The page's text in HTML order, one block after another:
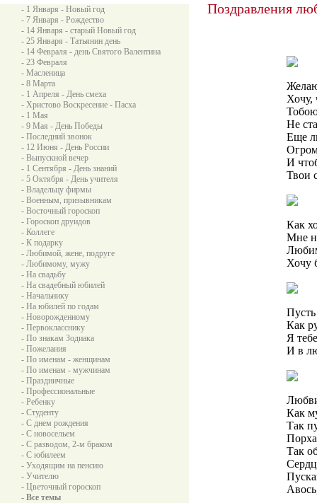
- 1 Января - Новый год
- 7 Января - Рождество
- 14 Января - старый Новый год
- 25 Января - Татьянин день
- 14 Февраля - день Святого Валентина
- 23 Февраля
- Масленица
- 8 Марта
- 1 Апреля - День смеха
- Христово Воскресение - Пасха
- 1 Мая
- 9 Мая - День Победы
- Последний звонок
- 12 Июня - День России
- Выпускной вечер
- 1 Сентября - День знаний
- 5 Октября - День учителя
- Владельцу фирмы
- Военным, призывникам
- Восточный гороскоп
- Гороскоп друидов
- Коллеге
- К подарку
- Любимой, жене, подруге
- Любимому, мужу
- На свадьбу
- На свадебный юбилей
- Начальнику
- На юбилей по годам
- Новорожденному
- Первокласснику
- По знакам Зодиака
- Пожелания
- По именам - женщинам
- По именам - мужчинам
- Праздничные
- Профессиональные
- Ребенку
- Студенту
- С днем рождения
- С новосельем
- С разводом, 2-м браком
- С юбилеем
- Уходящим на пенсию
- Учителю
- Цветочный гороскоп
- Все темы
Поздравления
Хочу,
Тобою
Не
Еще
И
Твои
Как
Мне
Хочу
Как
Я
И в
Как
Так
Так